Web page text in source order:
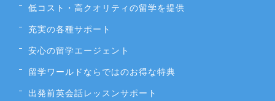
低コスト・高クオリティの留学を提供
充実の各種サポート
安心の留学エージェント
留学ワールドならではのお得な特典
出発前英会話レッスンサポート